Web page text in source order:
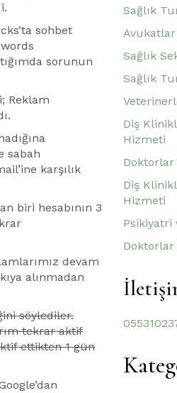
sohbet
sorunun
Reklam
sabah
karşılık
biri hesabının 3
devam
alınmadan
söylediler.
tekrar aktif
ettikten 1 gün
Sağlık
Sağlık
Sağlık
Diş
Hizmeti
Doktorlar
Diş
Hizmeti
Psikiyatri